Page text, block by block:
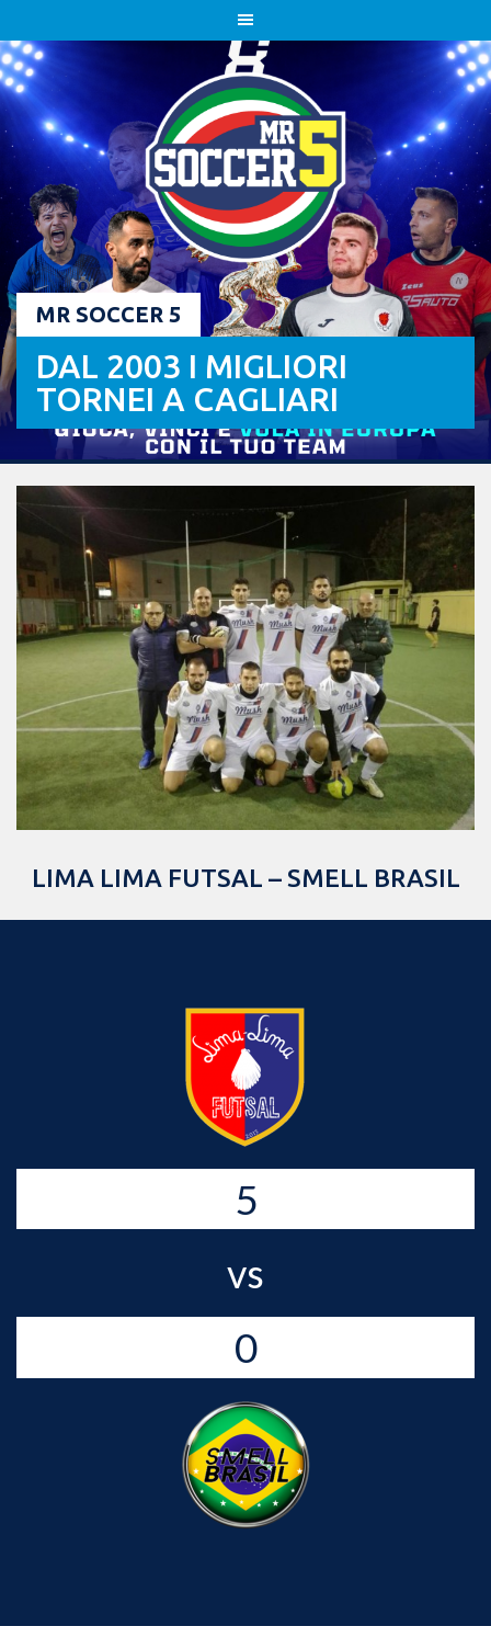
to
content
MR SOCCER 5
DAL 2003 I MIGLIORI
TORNEI A CAGLIARI
LIMA LIMA FUTSAL – SMELL BRASIL
5
vs
0